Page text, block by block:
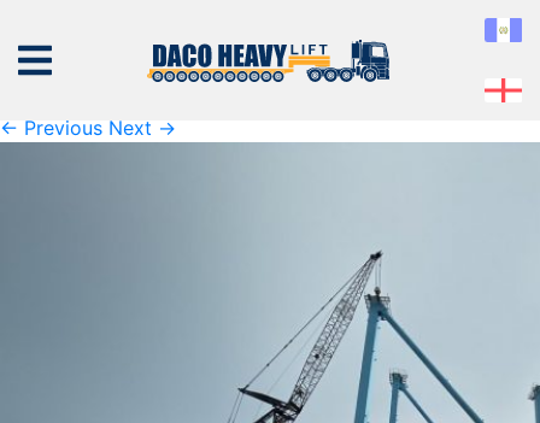
Published 07 de November de 2019at1600 × 1200
← Previous Next →